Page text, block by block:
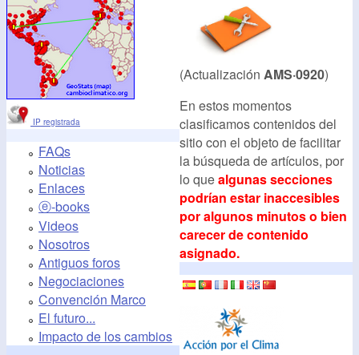
IP registrada
FAQs
Noticias
Enlaces
ⓔ-books
Videos
Nosotros
Antiguos foros
Negociaciones
Convención Marco
El futuro...
Impacto de los cambios
(Actualización AMS·0920)
En estos momentos
clasificamos contenidos del
sitio con el objeto de facilitar
la búsqueda de artículos, por
lo quealgunas secciones
podrían estar inaccesibles
por algunos minutos o bien
carecer de contenido
asignado.